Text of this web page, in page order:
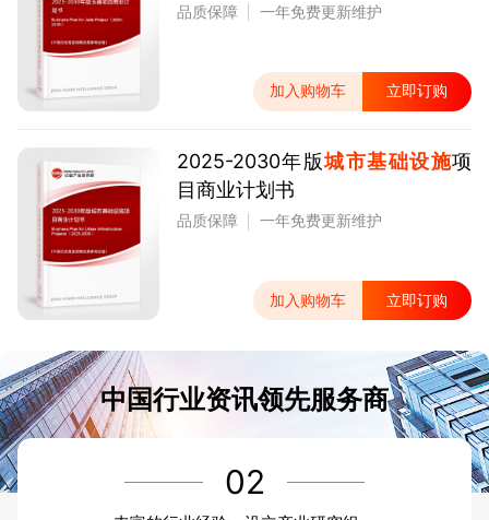
品质保障 一年免费更新维护
加入购物车 立即订购
2025-2030年版城市基础设施项
目商业计划书
品质保障 一年免费更新维护
加入购物车 立即订购
中国行业资讯领先服务商
02